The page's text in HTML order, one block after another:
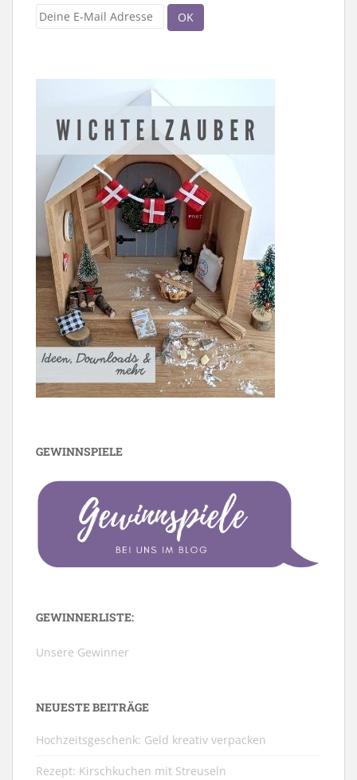
GEWINNSPIELE
GEWINNERLISTE:
Unsere Gewinner
NEUESTE BEITRÄGE
Hochzeitsgeschenk: Geld kreativ verpacken
Rezept: Kirschkuchen mit Streuseln